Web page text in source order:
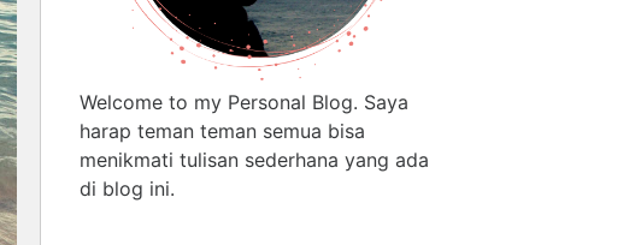
Welcome to my Personal Blog. Saya
harap teman teman semua bisa
menikmati tulisan sederhana yang ada
di blog ini.